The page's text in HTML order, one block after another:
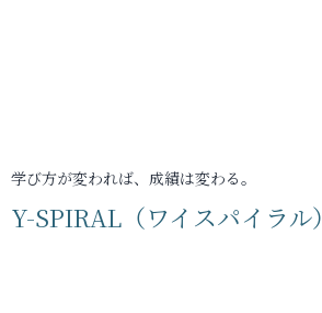
学び方が変われば、成績は変わる。
Y-SPIRAL（ワイスパイラル）